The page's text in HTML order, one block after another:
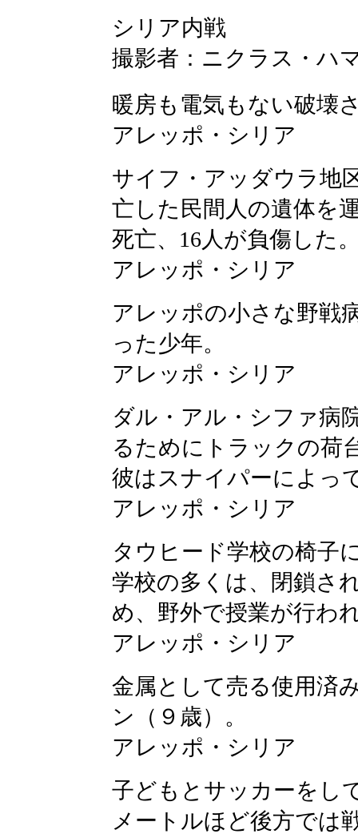
シリア内戦
撮影者：ニクラス・ハ
暖房も電気もない破壊
アレッポ・シリア
サイフ・アッダウラ地
亡した民間人の遺体を
死亡、16人が負傷した
アレッポ・シリア
アレッポの小さな野戦
った少年。
アレッポ・シリア
ダル・アル・シファ病
るためにトラックの荷
彼はスナイパーによっ
アレッポ・シリア
タウヒード学校の椅子
学校の多くは、閉鎖さ
め、野外で授業が行わ
アレッポ・シリア
金属として売る使用済
ン（９歳）。
アレッポ・シリア
子どもとサッカーをし
メートルほど後方では